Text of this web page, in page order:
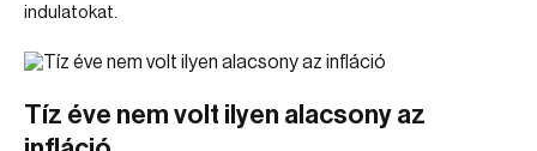
indulatokat.
Tíz éve nem volt ilyen alacsony az